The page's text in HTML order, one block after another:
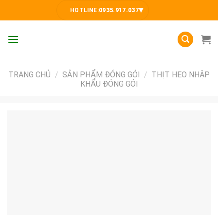
HOTLINE:0935.917.037▾
TRANG CHỦ / SẢN PHẨM ĐÓNG GÓI / THỊT HEO NHẬP
KHẨU ĐÓNG GÓI